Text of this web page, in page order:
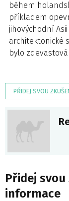
během
příkladem
jihovýchodní
architektonické
bylo
PŘIDEJ SVOU
Přidej
informace